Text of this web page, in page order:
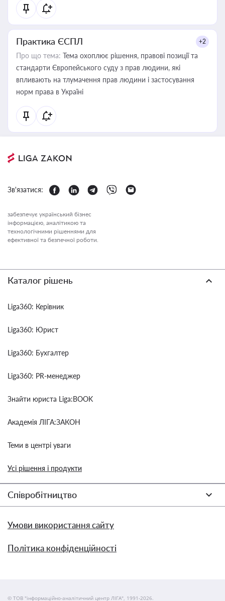
Практика ЄСПЛ +2
Про що тема: Тема охоплює рішення, правові позиції та
стандарти Європейського суду з прав людини, які
впливають на тлумачення прав людини і застосування
норм права в Україні
Зв'язатися:
забезпечує український бізнес
інформацією, аналітикою та
технологічними рішеннями для
ефективної та безпечної роботи.
Каталог рішень
Liga360: Керівник
Liga360: Юрист
Liga360: Бухгалтер
Liga360: PR-менеджер
Знайти юриста Liga:BOOK
Академія ЛІГА:ЗАКОН
Теми в центрі уваги
Усі рішення і продукти
Співробітництво
Умови використання сайту
Політика конфіденційності
© ТОВ "інформаційно-аналітичний центр ЛІГА", 1991-2026.